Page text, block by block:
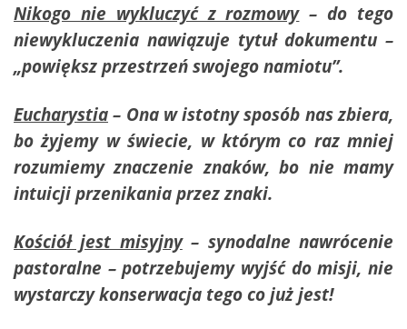
Nikogo nie wykluczyć z rozmowy– do tego
niewykluczenia nawiązuje tytuł dokumentu –
„powiększ przestrzeń swojego namiotu”.
Eucharystia– Ona w istotny sposób nas zbiera,
bo żyjemy w świecie, w którym co raz mniej
rozumiemy znaczenie znaków, bo nie mamy
intuicji przenikania przez znaki.
Kościół jest misyjny– synodalne nawrócenie
pastoralne – potrzebujemy wyjść do misji, nie
wystarczy konserwacja tego co już jest!